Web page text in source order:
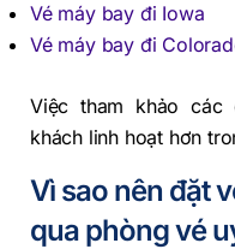
Vé máy bay đi Iowa
Vé máy bay đi
Việc tham khảo các
khách linh hoạt hơn
Vì sao nên đặt
qua phòng vé